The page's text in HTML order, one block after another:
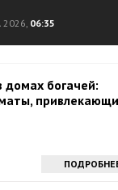
2026, 06:35
домах богачей: